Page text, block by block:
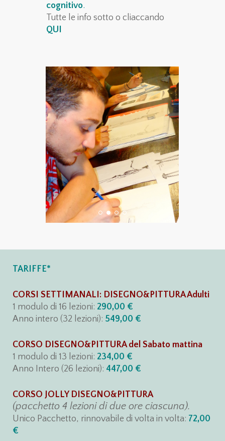
cognitivo.
Tutte le info sotto o cliaccando
QUI
TARIFFE*
CORSI SETTIMANALI: DISEGNO&PITTURA Adulti
1 modulo di 16 lezioni: 290,00 €
Anno intero (32 lezioni): 549,00 €
CORSO DISEGNO&PITTURA del Sabato mattina
1 modulo di 13 lezioni: 234,00 €
Anno Intero (26 lezioni): 447,00 €
CORSO JOLLY DISEGNO&PITTURA
(pacchetto 4 lezioni di due ore ciascuna).
Unico Pacchetto, rinnovabile di volta in volta: 72,00
€